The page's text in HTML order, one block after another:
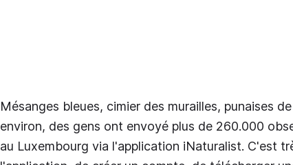
Mésanges bleues, cimier des murailles, punaises
environ, des gens ont envoyé plus de 260.000
au Luxembourg via l'application iNaturalist. C'est